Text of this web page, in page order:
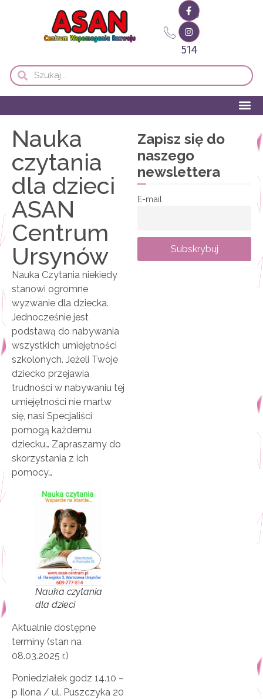
609
777
514
Nauka
czytania
dla dzieci
ASAN
Centrum
Ursynów
Nauka Czytania niekiedy
stanowi ogromne
wyzwanie dla dziecka.
Jednocześnie jest
podstawą do nabywania
wszystkich umiejętności
szkolonych. Jeżeli Twoje
dziecko przejawia
trudności w nabywaniu tej
umiejętności nie martw
się, nasi Specjaliści
pomogą każdemu
dziecku… Zapraszamy do
skorzystania z ich
pomocy…
Nauka czytania
dla dzieci
Aktualnie dostępne
terminy (stan na
08.03.2025 r.)
Poniedziałek godz 14.10 –
p Ilona / ul. Puszczyka 20
Zapisz się do
naszego
newslettera
E-mail